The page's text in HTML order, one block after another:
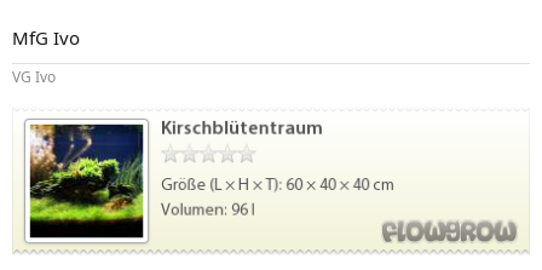
MfG Ivo
VG Ivo